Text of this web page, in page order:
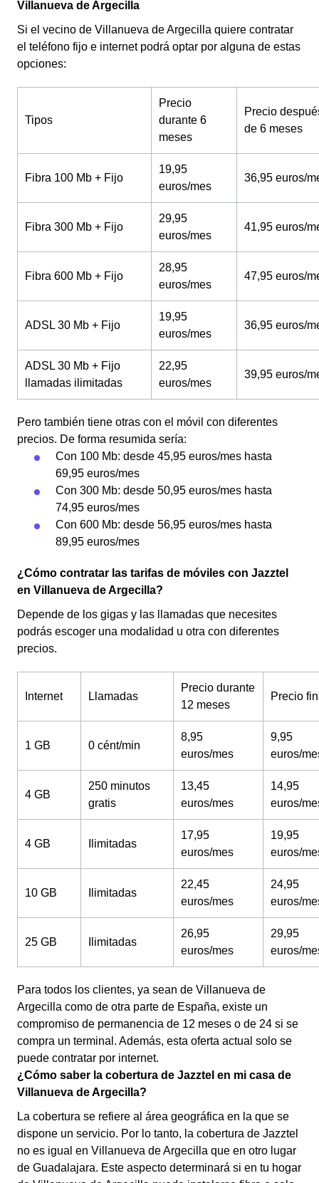
Villanueva de Argecilla
Si el vecino de Villanueva de Argecilla quiere contratar
el teléfono fijo e internet podrá optar por alguna de estas
opciones:
Tipos
Precio
durante 6
meses
Precio
de 6 meses
Fibra 100 Mb + Fijo
19,95
euros/mes
36,95 euros/
Fibra 300 Mb + Fijo
29,95
euros/mes
41,95 euros/
Fibra 600 Mb + Fijo
28,95
euros/mes
47,95 euros/
ADSL 30 Mb + Fijo
19,95
euros/mes
36,95 euros/
ADSL 30 Mb + Fijo
llamadas ilimitadas
22,95
euros/mes
39,95 euros/
Pero también tiene otras con el móvil con diferentes
precios. De forma resumida sería:
Con 100 Mb: desde 45,95 euros/mes hasta
69,95 euros/mes
Con 300 Mb: desde 50,95 euros/mes hasta
74,95 euros/mes
Con 600 Mb: desde 56,95 euros/mes hasta
89,95 euros/mes
¿Cómo contratar las tarifas de móviles con Jazztel
en Villanueva de Argecilla?
Depende de los gigas y las llamadas que necesites
podrás escoger una modalidad u otra con diferentes
precios.
Internet Llamadas
Precio durante
12 meses
Precio
1 GB 0 cént/min
8,95
euros/mes
9,95
euros/
4 GB
250 minutos
gratis
13,45
euros/mes
14,95
euros/
4 GB Ilimitadas
17,95
euros/mes
19,95
euros/
10 GB Ilimitadas
22,45
euros/mes
24,95
euros/
25 GB Ilimitadas
26,95
euros/mes
29,95
euros/
Para todos los clientes, ya sean de Villanueva de
Argecilla como de otra parte de España, existe un
compromiso de permanencia de 12 meses o de 24 si se
compra un terminal. Además, esta oferta actual solo se
puede contratar por internet.
¿Cómo saber la cobertura de Jazztel en mi casa de
Villanueva de Argecilla?
La cobertura se refiere al área geográfica en la que se
dispone un servicio. Por lo tanto, la cobertura de Jazztel
no es igual en Villanueva de Argecilla que en otro lugar
de Guadalajara. Este aspecto determinará si en tu hogar